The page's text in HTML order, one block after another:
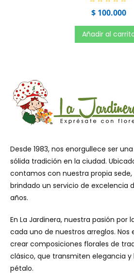
V
a
o
r
a
d
$ 100.000
Añadir al
Desde 1983, nos enorgullece ser
sólida tradición en la ciudad.
contamos con nuestra propia
brindado un servicio de excelencia
años.
En La Jardinera, nuestra pasión por
cada uno de nuestros arreglos. Nos
crear composiciones florales de
clásico, que transmiten elegancia y
pétalo.